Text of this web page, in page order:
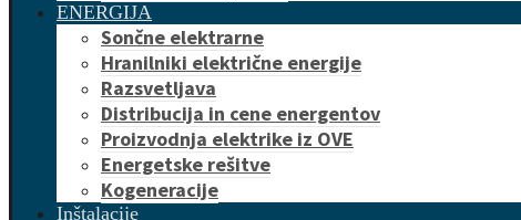
ENERGIJA
Sončne elektrarne
Hranilniki električne energije
Razsvetljava
Distribucija in cene energentov
Proizvodnja elektrike iz OVE
Energetske rešitve
Kogeneracije
Inštalacije